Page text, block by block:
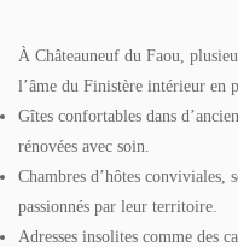
À Châteauneuf du Faou,
l’âme du Finistère intérieur en
Gîtes confortables dans
rénovées avec soin.
Chambres d’hôtes conviviales,
passionnés par leur territoire.
Adresses insolites comme des